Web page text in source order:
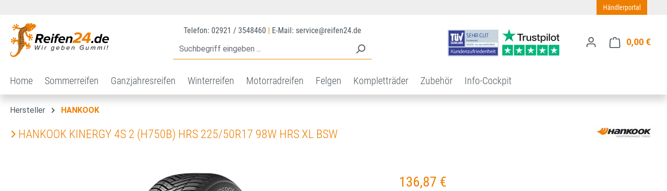
Händlerportal
Telefon: 02921 / 3548460 E-Mail: service@reifen24.de
0,00 €
Home Sommerreifen Ganzjahresreifen Winterreifen Motorradreifen Felgen Kompletträder Zubehör Info-Cockpit
Hersteller HANKOOK
HANKOOK KINERGY 4S 2 (H750B) HRS 225/50R17 98W HRS XL BSW
Regulärer Preis:
136,87 €